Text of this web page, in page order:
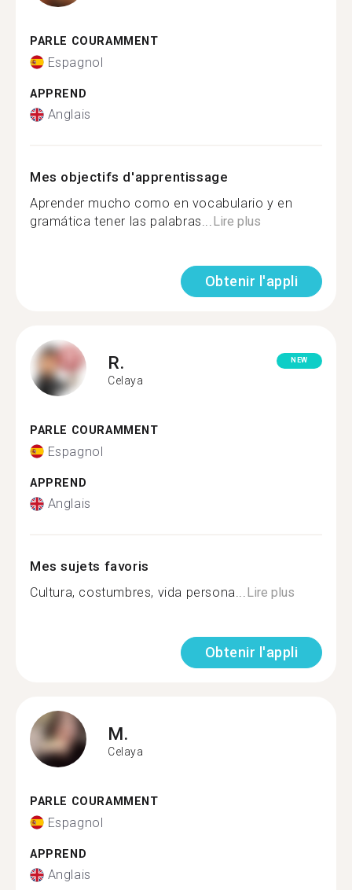
PARLE COURAMMENT
Espagnol
APPREND
Anglais
Mes objectifs d'apprentissage
Aprender mucho como en vocabulario y en
gramática tener las palabras...Lire plus
Obtenir l'appli
R.
Celaya
NEW
PARLE COURAMMENT
Espagnol
APPREND
Anglais
Mes sujets favoris
Cultura, costumbres, vida persona...Lire plus
Obtenir l'appli
M.
Celaya
PARLE COURAMMENT
Espagnol
APPREND
Anglais